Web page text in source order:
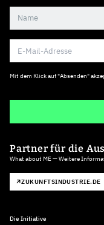
Mit dem Klick auf "Absenden"
Partner für die
What about ME — Weitere
ZUKUNFTSINDUSTRIE.DE
Die Initiative